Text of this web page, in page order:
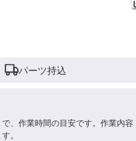
パーツ持込
、作業時間の目安です。作業内容
。